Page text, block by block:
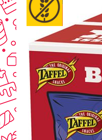
to
the
end
the
images
gallery